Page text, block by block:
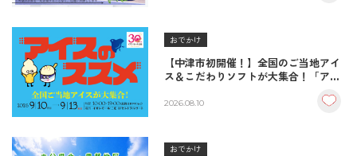
おでかけ
【中津市初開催！】全国のご当地アイ
ス＆こだわりソフトが大集合！「アイ
2026.08.10
おでかけ